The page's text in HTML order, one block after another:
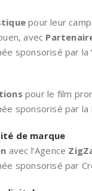
pour leur
avec
sponsorisé par la
pour le film
sponsorisé par
de marque
avec l’Agence
sponsorisé par